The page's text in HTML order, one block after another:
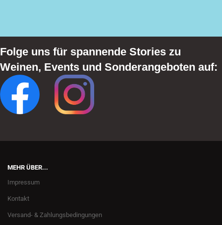
Folge uns für spannende Stories zu
Weinen, Events und Sonderangeboten auf:
MEHR ÜBER...
Impressum
Kontakt
Versand- & Zahlungsbedingungen